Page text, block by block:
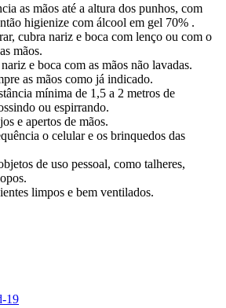
as mãos até a altura dos punhos, com
higienize com álcool em gel 70% .
cubra nariz e boca com lenço ou com o
mãos.
e boca com as mãos não lavadas.
as mãos como já indicado.
mínima de 1,5 a 2 metros de
ou espirrando.
e apertos de mãos.
o celular e os brinquedos das
de uso pessoal, como talheres,
limpos e bem ventilados.
19